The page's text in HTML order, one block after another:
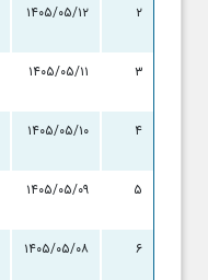
۲ ۱۴۰۵/۰۵/۱۲
۳ ۱۴۰۵/۰۵/۱۱
۴ ۱۴۰۵/۰۵/۱۰
۵ ۱۴۰۵/۰۵/۰۹
۶ ۱۴۰۵/۰۵/۰۸